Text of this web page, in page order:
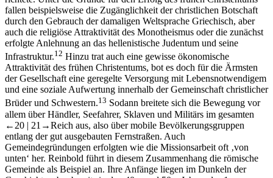
fallen beispielsweise die Zugänglichkeit der christlichen Botschaft
durch den Gebrauch der damaligen Weltsprache Griechisch, aber
auch die religiöse Attraktivität des Monotheismus oder die zunächst
erfolgte Anlehnung an das hellenistische Judentum und seine
Infrastruktur.12 Hinzu trat auch eine gewisse ökonomische
Attraktivität des frühen Christentums, bot es doch für die Ärmsten
der Gesellschaft eine geregelte Versorgung mit Lebensnotwendigem
und eine soziale Aufwertung innerhalb der Gemeinschaft christlicher
Brüder und Schwestern.13 Sodann breitete sich die Bewegung vor
allem über Händler, Seefahrer, Sklaven und Militärs im gesamten
←20 | 21→Reich aus, also über mobile Bevölkerungsgruppen
entlang der gut ausgebauten Fernstraßen. Auch
Gemeindegründungen erfolgten wie die Missionsarbeit oft ‚von
unten‘ her. Reinbold führt in diesem Zusammenhang die römische
Gemeinde als Beispiel an. Ihre Anfänge liegen im Dunkeln der